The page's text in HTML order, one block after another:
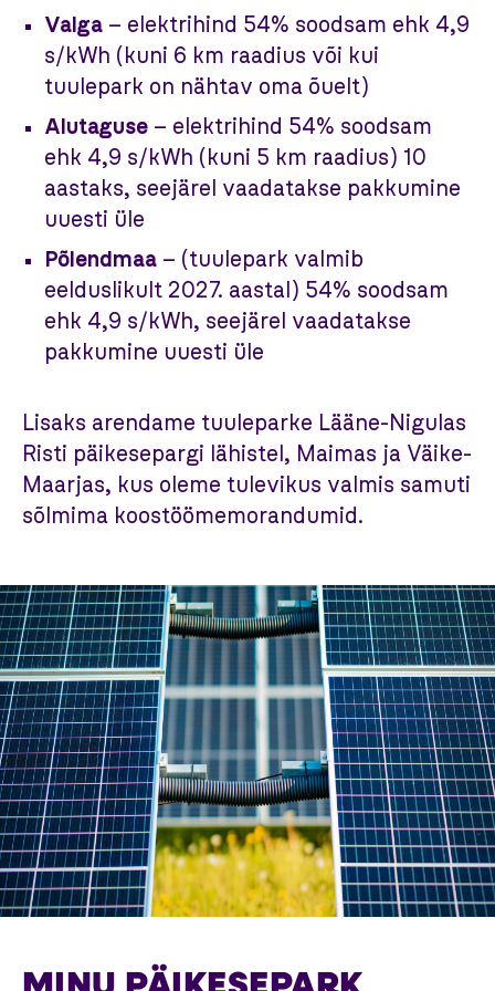
Valga – elektrihind 54% soodsam ehk 4,9
s/kWh (kuni 6 km raadius või kui
tuulepark on nähtav oma õuelt)
Alutaguse – elektrihind 54% soodsam
ehk 4,9 s/kWh (kuni 5 km raadius) 10
aastaks, seejärel vaadatakse pakkumine
uuesti üle
Põlendmaa – (tuulepark valmib
eelduslikult 2027. aastal) 54% soodsam
ehk 4,9 s/kWh, seejärel vaadatakse
pakkumine uuesti üle
Lisaks arendame tuuleparke Lääne-Nigulas
Risti päikesepargi lähistel, Maimas ja Väike-
Maarjas, kus oleme tulevikus valmis samuti
sõlmima koostöömemorandumid.